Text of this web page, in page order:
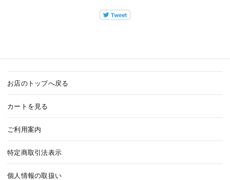
お店のトップへ戻る
カートを見る
ご利用案内
特定商取引法表示
個人情報の取扱い